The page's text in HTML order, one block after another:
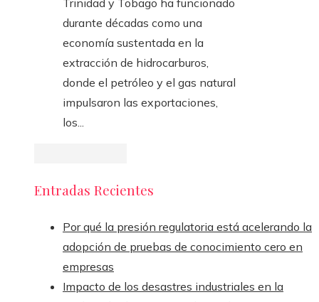
Trinidad y Tobago ha funcionado
durante décadas como una
economía sustentada en la
extracción de hidrocarburos,
donde el petróleo y el gas natural
impulsaron las exportaciones,
los...
Entradas Recientes
Por qué la presión regulatoria está acelerando la
adopción de pruebas de conocimiento cero en
empresas
Impacto de los desastres industriales en la